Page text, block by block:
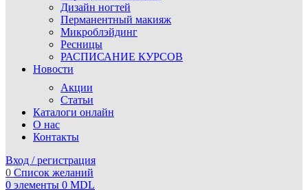
Дизайн ногтей
Перманентный макияж
Микроблэйдинг
Ресницы
РАСПИСАНИЕ КУРСОВ
Новости
Акции
Статьи
Каталоги онлайн
О нас
Контакты
Вход / регистрация
0 Список желаний
0 элементы 0 MDL